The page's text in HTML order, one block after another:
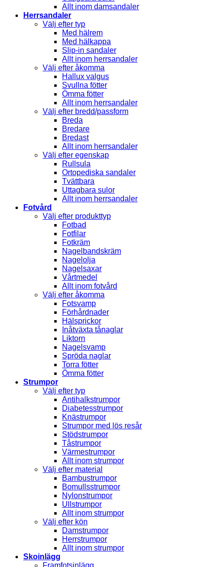
Allt inom damsandaler
Herrsandaler
Välj efter typ
Med hälrem
Med hälkappa
Slip-in sandaler
Allt inom herrsandaler
Välj efter åkomma
Hallux valgus
Svullna fötter
Ömma fötter
Allt inom herrsandaler
Välj efter bredd/passform
Breda
Bredare
Bredast
Allt inom herrsandaler
Välj efter egenskap
Rullsula
Ortopediska sandaler
Tvättbara
Uttagbara sulor
Allt inom herrsandaler
Fotvård
Välj efter produkttyp
Fotbad
Fotfilar
Fotkräm
Nagelbandskräm
Nagelolja
Nagelsaxar
Vårtmedel
Allt inom fotvård
Välj efter åkomma
Fotsvamp
Förhårdnader
Hälsprickor
Inåtväxta tånaglar
Liktorn
Nagelsvamp
Spröda naglar
Torra fötter
Ömma fötter
Strumpor
Välj efter typ
Antihalkstrumpor
Diabetesstrumpor
Knästrumpor
Strumpor med lös resår
Stödstrumpor
Tåstrumpor
Värmestrumpor
Allt inom strumpor
Välj efter material
Bambustrumpor
Bomullsstrumpor
Nylonstrumpor
Ullstrumpor
Allt inom strumpor
Välj efter kön
Damstrumpor
Herrstrumpor
Allt inom strumpor
Skoinlägg
Framfotsinlägg